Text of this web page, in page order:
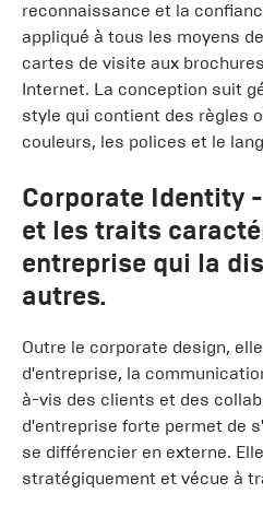
reconnaissance et la
appliqué à tous les moyens
cartes de visite aux
Internet. La conception suit
style qui contient des règles
couleurs, les polices et le
Corporate Identity
et les traits
entreprise qui la
autres.
Outre le corporate design,
d'entreprise, la
à-vis des clients et des
d'entreprise forte permet de
se différencier en externe.
stratégiquement et vécue à